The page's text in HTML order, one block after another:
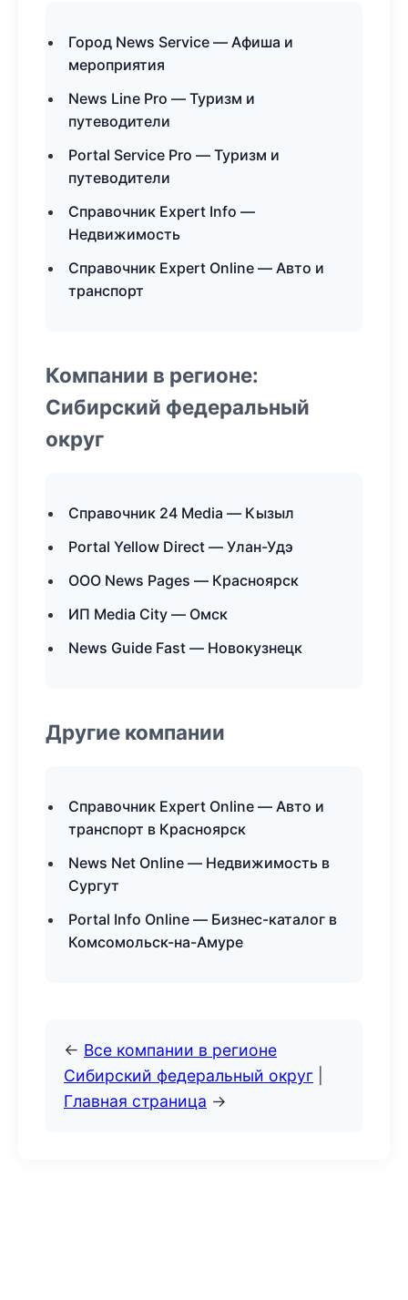
Город News Service — Афиша и
мероприятия
News Line Pro — Туризм и
путеводители
Portal Service Pro — Туризм и
путеводители
Справочник Expert Info —
Недвижимость
Справочник Expert Online — Авто и
транспорт
Компании в регионе:
Сибирский федеральный
округ
Справочник 24 Media — Кызыл
Portal Yellow Direct — Улан-Удэ
ООО News Pages — Красноярск
ИП Media City — Омск
News Guide Fast — Новокузнецк
Другие компании
Справочник Expert Online — Авто и
транспорт в Красноярск
News Net Online — Недвижимость в
Сургут
Portal Info Online — Бизнес-каталог в
Комсомольск-на-Амуре
← Все компании в регионе
Сибирский федеральный округ
Главная страница →